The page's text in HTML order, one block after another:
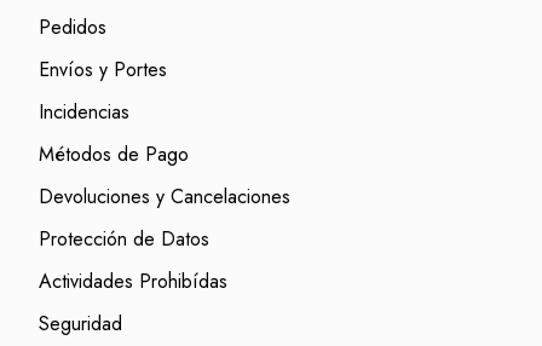
Pedidos
Envíos y Portes
Incidencias
Métodos de Pago
Devoluciones y Cancelaciones
Protección de Datos
Actividades Prohibídas
Seguridad